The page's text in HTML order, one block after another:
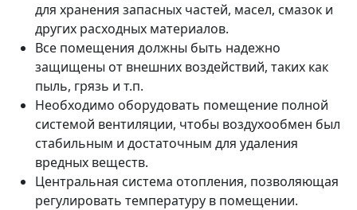
для хранения запасных частей, масел, смазок и
других расходных материалов.
Все помещения должны быть надежно
защищены от внешних воздействий, таких как
пыль, грязь и т.п.
Необходимо оборудовать помещение полной
системой вентиляции, чтобы воздухообмен был
стабильным и достаточным для удаления
вредных веществ.
Центральная система отопления, позволяющая
регулировать температуру в помещении.